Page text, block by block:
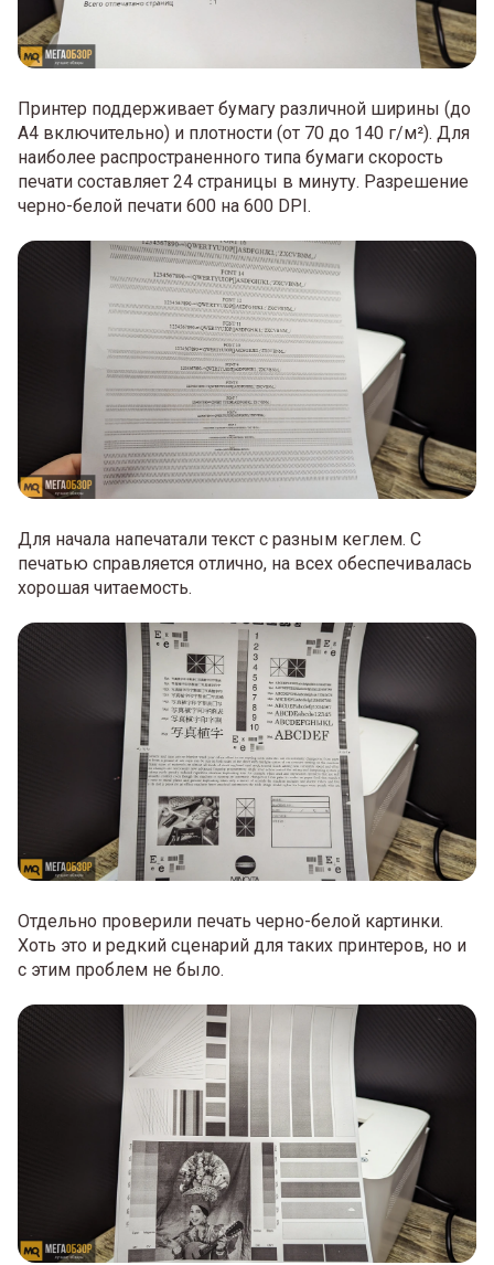
Принтер поддерживает бумагу различной ширины (до
А4 включительно) и плотности (от 70 до 140 г/м²). Для
наиболее распространенного типа бумаги скорость
печати составляет 24 страницы в минуту. Разрешение
черно-белой печати 600 на 600 DPI.
Для начала напечатали текст с разным кеглем. С
печатью справляется отлично, на всех обеспечивалась
хорошая читаемость.
Отдельно проверили печать черно-белой картинки.
Хоть это и редкий сценарий для таких принтеров, но и
с этим проблем не было.